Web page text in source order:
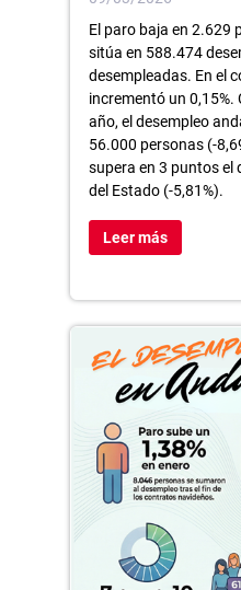
El paro baja en 2.629
sitúa en 588.474
desempleadas. En el
incrementó un 0,15%.
año, el desempleo
56.000 personas (-
supera en 3 puntos el
del Estado (-5,81%).
Leer más